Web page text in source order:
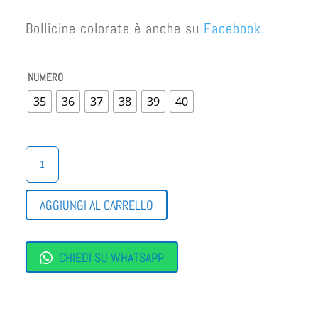
Bollicine colorate è anche su Facebook.
NUMERO
35 36 37 38 39 40
PANTOFOLA
MEDICALE CINZIA
SOFT
QUANTITÀ
AGGIUNGI AL CARRELLO
CHIEDI SU WHATSAPP